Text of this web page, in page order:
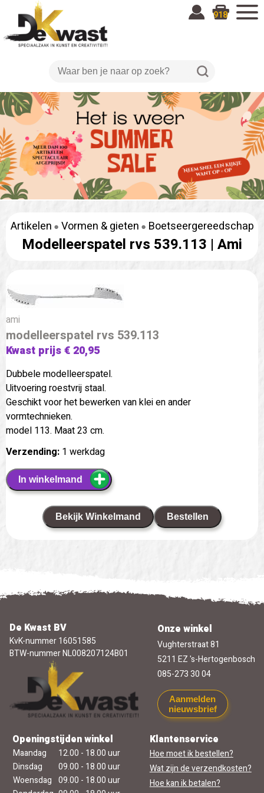
918
Artikelen Vormen & gieten Boetseergereedschap
Modelleerspatel rvs 539.113 | Ami
ami
modelleerspatel rvs 539.113
Kwast prijs € 20,95
Dubbele modelleerspatel.
Uitvoering roestvrij staal.
Geschikt voor het bewerken van klei en ander
vormtechnieken.
model 113. Maat 23 cm.
Verzending: 1 werkdag
In winkelmand
Bekijk Winkelmand Bestellen
De Kwast BV
KvK-nummer 16051585
BTW-nummer NL008207124B01
Onze winkel
Vughterstraat 81
5211 EZ 's-Hertogenbosch
085-273 30 04
Aanmelden
nieuwsbrief
Openingstijden winkel
Maandag
12.00 - 18.00 uur
Dinsdag
09.00 - 18.00 uur
Woensdag 09.00 - 18.00 uur
Klantenservice
Hoe moet ik bestellen?
Wat zijn de verzendkosten?
Hoe kan ik betalen?